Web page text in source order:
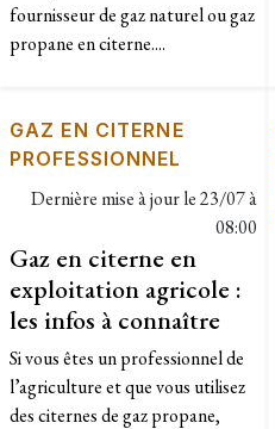
fournisseur de gaz naturel ou gaz
propane en citerne....
GAZ EN CITERNE
PROFESSIONNEL
Dernière mise à jour le23/07 à
08:00
Gaz en citerne en
exploitation agricole :
les infos à connaître
Si vous êtes un professionnel de
l’agriculture et que vous utilisez
des citernes de gaz propane,